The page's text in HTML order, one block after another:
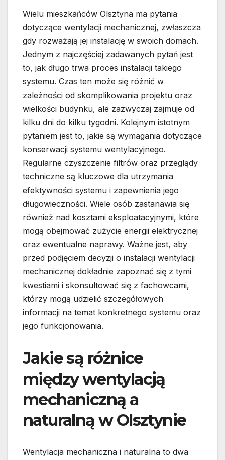
Wielu mieszkańców Olsztyna ma pytania
dotyczące wentylacji mechanicznej, zwłaszcza
gdy rozważają jej instalację w swoich domach.
Jednym z najczęściej zadawanych pytań jest
to, jak długo trwa proces instalacji takiego
systemu. Czas ten może się różnić w
zależności od skomplikowania projektu oraz
wielkości budynku, ale zazwyczaj zajmuje od
kilku dni do kilku tygodni. Kolejnym istotnym
pytaniem jest to, jakie są wymagania dotyczące
konserwacji systemu wentylacyjnego.
Regularne czyszczenie filtrów oraz przeglądy
techniczne są kluczowe dla utrzymania
efektywności systemu i zapewnienia jego
długowieczności. Wiele osób zastanawia się
również nad kosztami eksploatacyjnymi, które
mogą obejmować zużycie energii elektrycznej
oraz ewentualne naprawy. Ważne jest, aby
przed podjęciem decyzji o instalacji wentylacji
mechanicznej dokładnie zapoznać się z tymi
kwestiami i skonsultować się z fachowcami,
którzy mogą udzielić szczegółowych
informacji na temat konkretnego systemu oraz
jego funkcjonowania.
Jakie są różnice
między wentylacją
mechaniczną a
naturalną w Olsztynie
Wentylacja mechaniczna i naturalna to dwa